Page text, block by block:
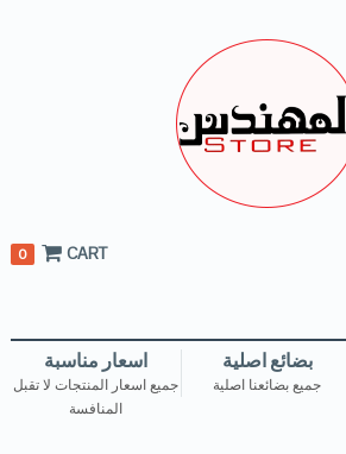
CART
0
بضائع اصلية
جميع بضائعنا اصلية
اسعار مناسبة
جميع اسعار المنتجات لا تقبل
المنافسة